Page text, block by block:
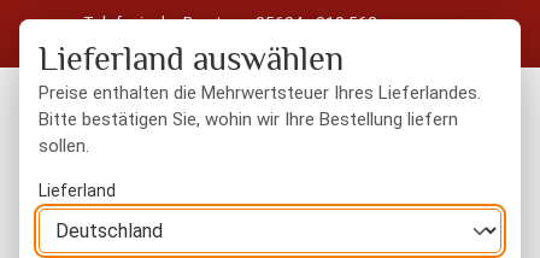
Zum Hauptinhalt springen
Telefonische Beratung: 05604 - 919 563
Kostenloser Versand in Deutschland ab 50 € Warenwert
Lieferland auswählen
Preise enthalten die Mehrwertsteuer Ihres Lieferlandes.
Bitte bestätigen Sie, wohin wir Ihre Bestellung liefern
sollen.
Lieferland